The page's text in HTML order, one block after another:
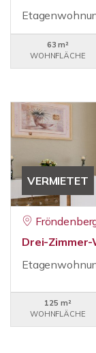
63 m²
WOHNFLÄCHE
VERMIETET
Drei-
125 m²
WOHNFLÄCHE